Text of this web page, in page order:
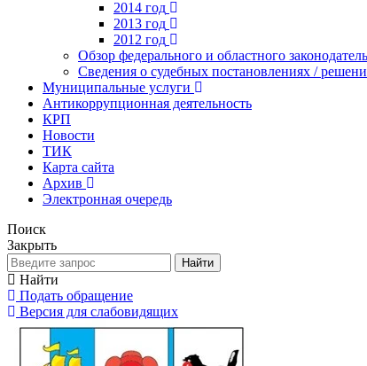
2014 год
2013 год
2012 год
Обзор федерального и областного
Сведения о судебных постановлениях /
Муниципальные услуги
Антикоррупционная деятельность
КРП
Новости
ТИК
Карта сайта
Архив
Электронная очередь
Поиск
Закрыть
Найти
Найти
Подать обращение
Версия для слабовидящих